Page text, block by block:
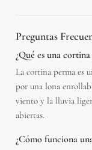
Preguntas
¿Qué es una
La cortina perma es
por una lona
viento y la lluvia
abiertas.
¿Cómo funciona